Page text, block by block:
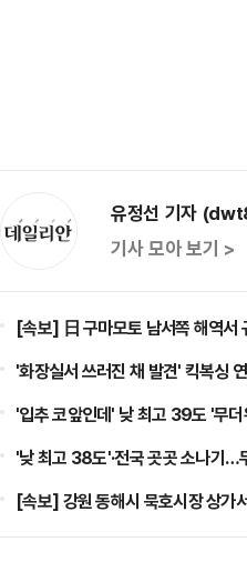
유정선 기자
기사 모아 보기 >
[속보] 日 구마모토 남서쪽 해역서
'화장실서 쓰러진 채 발견' 킥복싱
'입추 코앞인데' 낮 최고 39도 '무
'낮 최고 38도'·전국 곳곳 소나기…
[속보] 강원 동해시 묵호시장 상